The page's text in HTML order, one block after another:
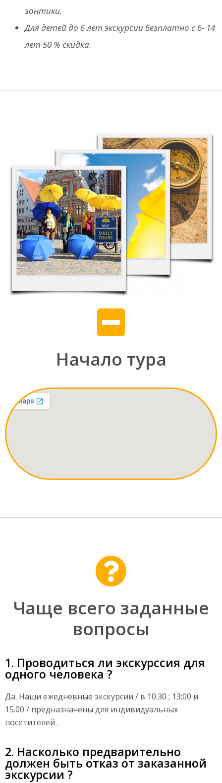
зонтики.
Для детей до 6 лет экскурсии безплатно с 6- 14
лет 50 % скидка.
Начало тура
Чаще всего заданные
вопросы
1. Проводиться ли экскурссия для
одного человека ?
Да. Наши ежедневные экскурсии / в 10.30 ; 13;00 и
15.00 / предназначены для индивидуальных
посетителей .
2. Насколько предварительно
должен быть отказ от заказанной
экскурсии ?